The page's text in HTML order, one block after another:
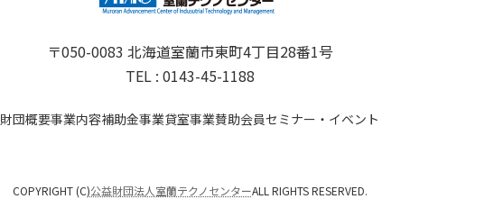
〒050-0083 北海道室蘭市東町4丁目28番1号
TEL : 0143-45-1188
財団概要事業内容補助金事業貸室事業賛助会員セミナー・イベント
COPYRIGHT (C)公益財団法人室蘭テクノセンターALL RIGHTS RESERVED.